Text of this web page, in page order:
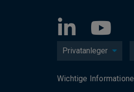
Privatanleger
Wichtige